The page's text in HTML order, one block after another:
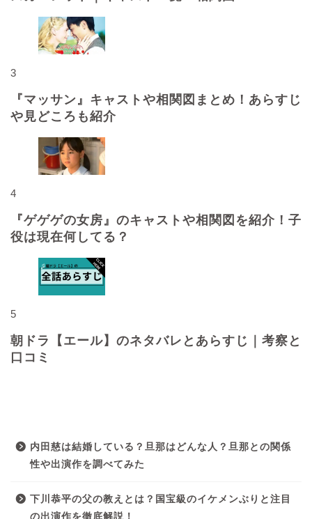
3
『マッサン』キャストや相関図まとめ！あらすじ
や見どころも紹介
4
『ゲゲゲの女房』のキャストや相関図を紹介！子
役は現在何してる？
5
朝ドラ【エール】のネタバレとあらすじ｜考察と
口コミ
内田慈は結婚している？旦那はどんな人？旦那との関係
性や出演作を調べてみた
下川恭平の父の教えとは？国宝級のイケメンぶりと注目
の出演作を徹底解説！